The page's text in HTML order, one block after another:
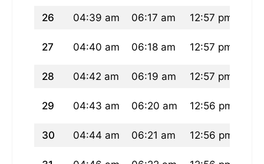
26 04:39 am 06:17 am 12:57 pm
27 04:40 am 06:18 am 12:57 pm
28 04:42 am 06:19 am 12:57 pm
29 04:43 am 06:20 am 12:56 pm
30 04:44 am 06:21 am 12:56 pm